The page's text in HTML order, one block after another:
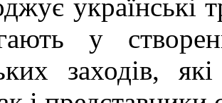
українські
у
заходів,